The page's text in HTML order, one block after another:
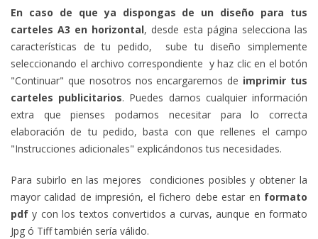
En caso de que ya dispongas de un diseño para tus
carteles A3 en horizontal, desde esta página selecciona las
características de tu pedido, sube tu diseño simplemente
seleccionando el archivo correspondiente y haz clic en el botón
"Continuar" que nosotros nos encargaremos de imprimir tus
carteles publicitarios. Puedes darnos cualquier información
extra que pienses podamos necesitar para lo correcta
elaboración de tu pedido, basta con que rellenes el campo
"Instrucciones adicionales" explicándonos tus necesidades.
Para subirlo en las mejores condiciones posibles y obtener la
mayor calidad de impresión, el fichero debe estar en formato
pdfy con los textos convertidos a curvas, aunque en formato
Jpg ó Tiff también sería válido.